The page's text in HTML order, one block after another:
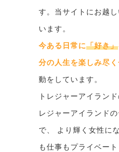
す。当サイトにお越
います。
今ある日常に「好き」
分の人生を楽しみ尽
動をしています。
トレジャーアイラン
レジャーアイランド
で、 より輝く女性に
も仕事もプライベー